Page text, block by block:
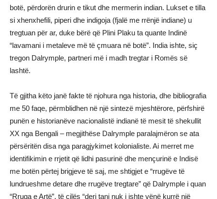
botë, përdorën drurin e tikut dhe mermerin indian. Lukset e tilla
si xhenxhefili, piperi dhe indigoja (fjalë me rrënjë indiane) u
tregtuan për ar, duke bërë që Plini Plaku ta quante Indinë
“lavamani i metaleve më të çmuara në botë”. India ishte, siç
tregon Dalrymple, partneri më i madh tregtar i Romës së
lashtë.
Të gjitha këto janë fakte të njohura nga historia, dhe bibliografia
me 50 faqe, përmblidhen në një sintezë mjeshtërore, përfshirë
punën e historianëve nacionalistë indianë të mesit të shekullit
XX nga Bengali – megjithëse Dalrymple paralajmëron se ata
përsëritën disa nga paragjykimet kolonialiste. Ai merret me
identifikimin e rrjetit që lidhi pasurinë dhe mençurinë e Indisë
me botën përtej brigjeve të saj, me shtigjet e “rrugëve të
lundrueshme detare dhe rrugëve tregtare” që Dalrymple i quan
“Rruga e Artë”, të cilës “deri tani nuk i ishte vënë kurrë një